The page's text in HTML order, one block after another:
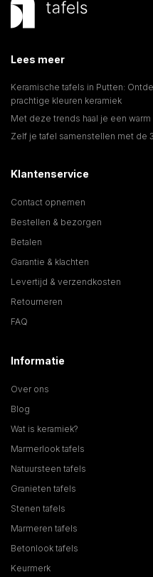
Lees meer
Keramische tafels in Putten:
prachtige kleuren keramiek
Met deze trends haal je een
Zelf je tafel samenstellen met de
Klantenservice
Contact opnemen
Bestellen & bezorgen
Betalen
Garantie & klachten
Levertijd & verzendkosten
Retourneren
FAQ
Informatie
Over ons
Blog
Wat is keramiek?
Marmerlook tafels
Natuursteen tafels
Granieten tafels
Stenen tafels
Marmeren tafels
Betonlook tafels
Keurmerk